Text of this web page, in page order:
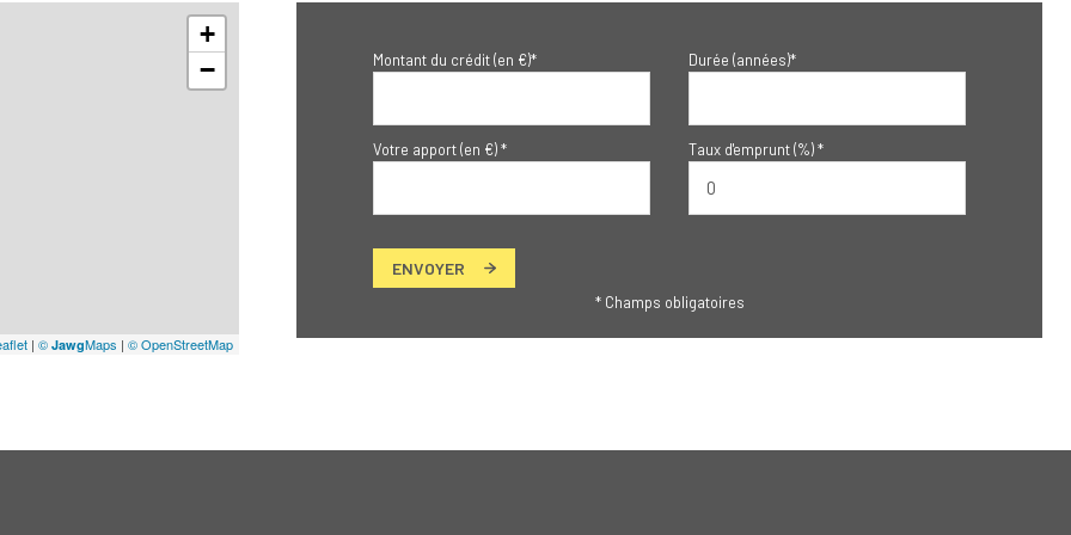
+
−
| © JawgMaps | © OpenStreetMap
Montant du crédit (en €)* Durée (années)*
Votre apport (en €) * Taux d'emprunt (%) *
ENVOYER
* Champs obligatoires